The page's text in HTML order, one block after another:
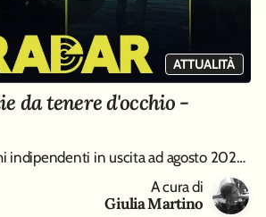
ATTUALITÀ
da tenere d'occhio -
I migliori videogiochi indipendenti in uscita ad agosto 2026, da Big Walk a Entropy
A cura di
Giulia Martino